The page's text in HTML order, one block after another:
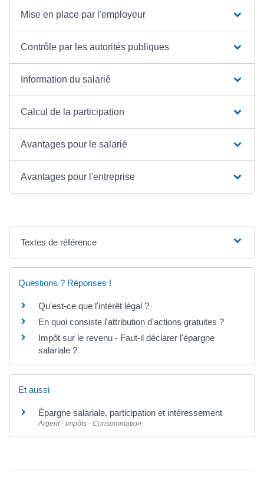
Mise en place par l'employeur
Contrôle par les autorités publiques
Information du salarié
Calcul de la participation
Avantages pour le salarié
Avantages pour l'entreprise
Textes de référence
Questions ? Réponses !
Qu'est-ce que l'intérêt légal ?
En quoi consiste l'attribution d'actions gratuites ?
Impôt sur le revenu - Faut-il déclarer l'épargne
salariale ?
Et aussi
Épargne salariale, participation et intéressement
Argent - Impôts - Consommation